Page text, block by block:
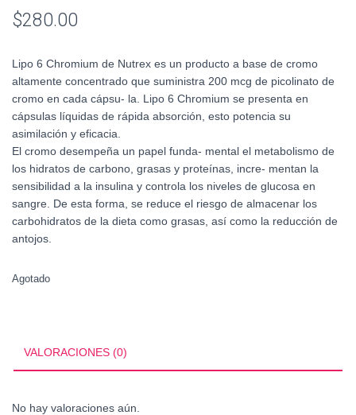
$280.00
Lipo 6 Chromium de Nutrex es un producto a base de cromo
altamente concentrado que suministra 200 mcg de picolinato de
cromo en cada cápsu- la. Lipo 6 Chromium se presenta en
cápsulas líquidas de rápida absorción, esto potencia su
asimilación y eficacia.
El cromo desempeña un papel funda- mental el metabolismo de
los hidratos de carbono, grasas y proteínas, incre- mentan la
sensibilidad a la insulina y controla los niveles de glucosa en
sangre. De esta forma, se reduce el riesgo de almacenar los
carbohidratos de la dieta como grasas, así como la reducción de
antojos.
Agotado
VALORACIONES (0)
No hay valoraciones aún.